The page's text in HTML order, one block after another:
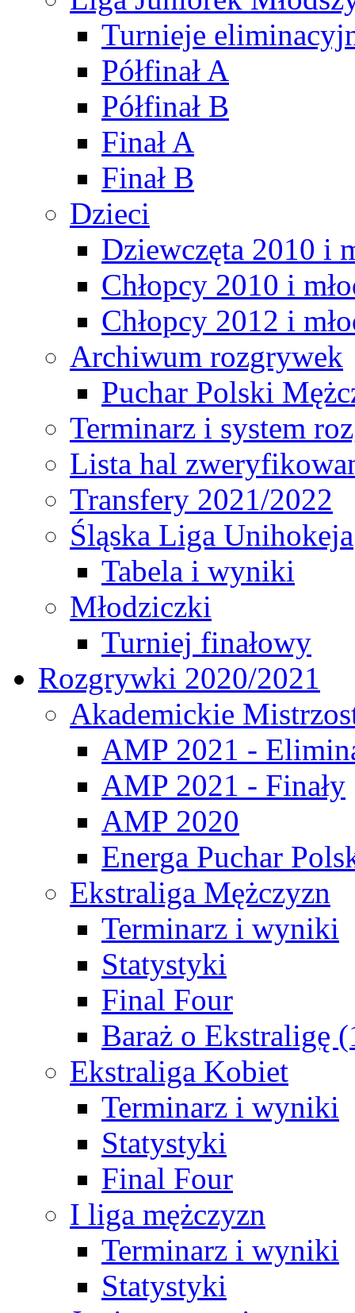
Turnieje
Półfinał A
Półfinał B
Finał A
Finał B
Dzieci
Dziewczęta 2010 i
Chłopcy 2010 i
Chłopcy 2012 i
Archiwum rozgrywek
Puchar Polski
Terminarz i system
Lista hal
Transfery 2021/2022
Śląska Liga Unihokeja
Tabela i wyniki
Młodziczki
Turniej finałowy
Rozgrywki 2020/2021
Akademickie
AMP 2021 -
AMP 2021 - Finały
AMP 2020
Energa Puchar
Ekstraliga Mężczyzn
Terminarz i wyniki
Statystyki
Final Four
Baraż o Ekstraligę
Ekstraliga Kobiet
Terminarz i wyniki
Statystyki
Final Four
I liga mężczyzn
Terminarz i wyniki
Statystyki